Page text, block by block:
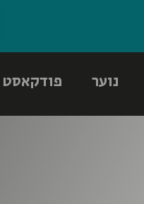
נוער פודקאסט